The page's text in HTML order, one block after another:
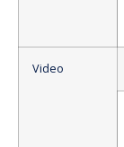
Video